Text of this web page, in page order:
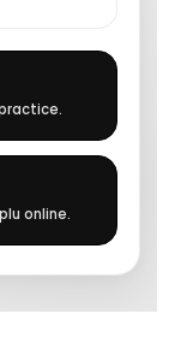
online.